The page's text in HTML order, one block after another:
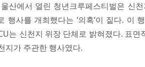
산에서 열린 청년크루페스티벌은 신
행사를 개최했다는 ‘의혹’이 짙다. 이
는 신천지 위장 단체로 밝혀졌다. 표
지가 주관한 행사였다.